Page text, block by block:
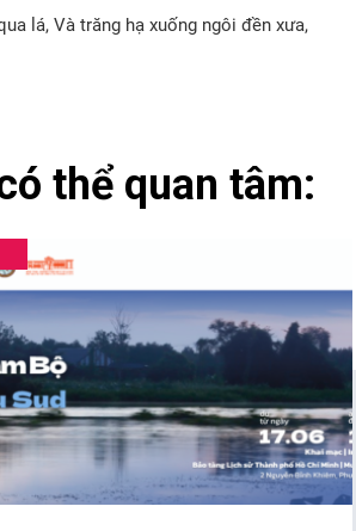
lá, Và trăng hạ xuống ngôi đền xưa,
thể quan tâm: